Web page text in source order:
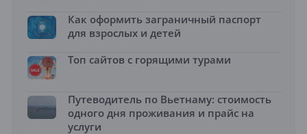
Как оформить заграничный паспорт
для взрослых и детей
Топ сайтов с горящими турами
Путеводитель по Вьетнаму: стоимость
одного дня проживания и прайс на
услуги